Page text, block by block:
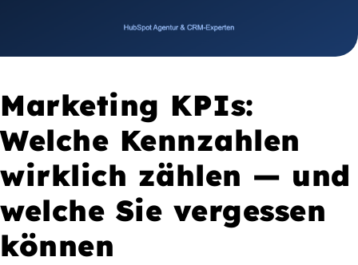
Marketing KPIs:
Welche Kennzahlen
wirklich zählen — und
welche Sie vergessen
können